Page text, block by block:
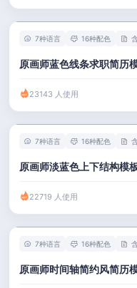
7种语言 16种配色
原画师蓝色线条求职简历
23143 人使用
7种语言 16种配色
原画师淡蓝色上下结构模
22719 人使用
7种语言 16种配色
原画师时间轴简约风简历